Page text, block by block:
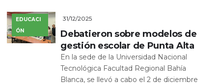
EDUCACI
ÓN
31/12/2025
Debatieron sobre modelos de
gestión escolar de Punta Alta
En la sede de la Universidad Nacional
Tecnológica Facultad Regional Bahía
Blanca, se llevó a cabo el 2 de diciembre